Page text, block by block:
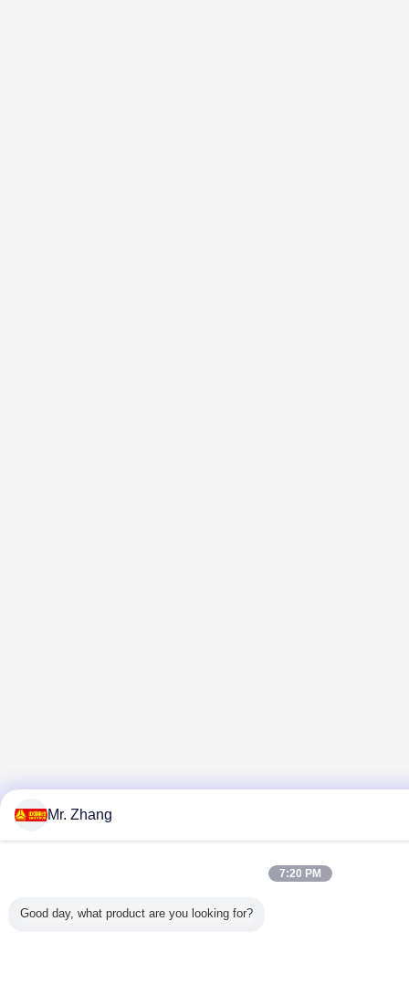
Mr. Zhang
7:20 PM
Good day, what product are you looking for?